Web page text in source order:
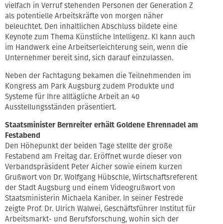
vielfach in Verruf stehenden Personen der Generation Z
als potentielle Arbeitskräfte von morgen näher
beleuchtet. Den inhaltlichen Abschluss bildete eine
Keynote zum Thema Künstliche Intelligenz. KI kann auch
im Handwerk eine Arbeitserleichterung sein, wenn die
Unternehmer bereit sind, sich darauf einzulassen.
Neben der Fachtagung bekamen die Teilnehmenden im
Kongress am Park Augsburg zudem Produkte und
Systeme für Ihre alltägliche Arbeit an 40
Ausstellungsständen präsentiert.
Staatsminister Bernreiter erhält Goldene Ehrennadel am
Festabend
Den Höhepunkt der beiden Tage stellte der große
Festabend am Freitag dar. Eröffnet wurde dieser von
Verbandspräsident Peter Aicher sowie einem kurzen
Grußwort von Dr. Wolfgang Hübschle, Wirtschaftsreferent
der Stadt Augsburg und einem Videogrußwort von
Staatsministerin Michaela Kaniber. In seiner Festrede
zeigte Prof. Dr. Ulrich Walwei, Geschäftsführer Institut für
Arbeitsmarkt- und Berufsforschung, wohin sich der